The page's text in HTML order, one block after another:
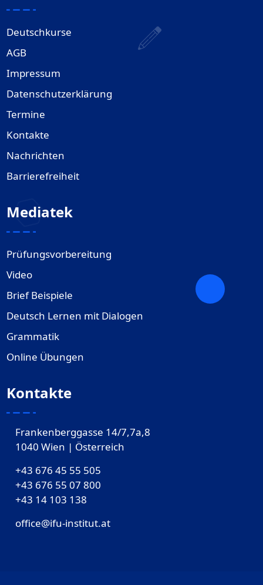
Deutschkurse
AGB
Impressum
Datenschutzerklärung
Termine
Kontakte
Nachrichten
Barrierefreiheit
Mediatek
Prüfungsvorbereitung
Video
Brief Beispiele
Deutsch Lernen mit Dialogen
Grammatik
Online Übungen
Kontakte
Frankenberggasse 14/7,7a,8
1040 Wien | Österreich
+43 676 45 55 505
+43 676 55 07 800
‎+43 14 103 138
office@ifu-institut.at